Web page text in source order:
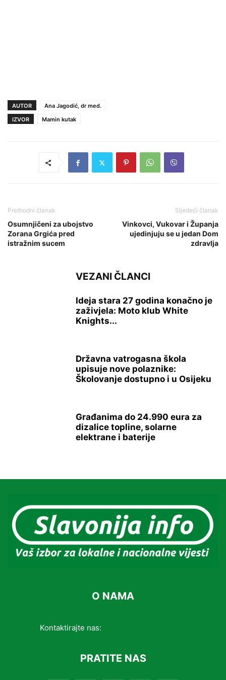
AUTOR
Ana Jagodić, dr med.
IZVOR
Mamin kutak
Prethodni članak
Osumnjičeni za ubojstvo
Zorana Grgića pred
istražnim sucem
Sljedeći članak
Vinkovci, Vukovar i Županja
ujedinjuju se u jedan Dom
zdravlja
VEZANI ČLANCI
Ideja stara 27 godina konačno je
zaživjela: Moto klub White
Knights...
Državna vatrogasna škola
upisuje nove polaznike:
Školovanje dostupno i u Osijeku
Građanima do 24.990 eura za
dizalice topline, solarne
elektrane i baterije
O NAMA
Kontaktirajte nas:
PRATITE NAS